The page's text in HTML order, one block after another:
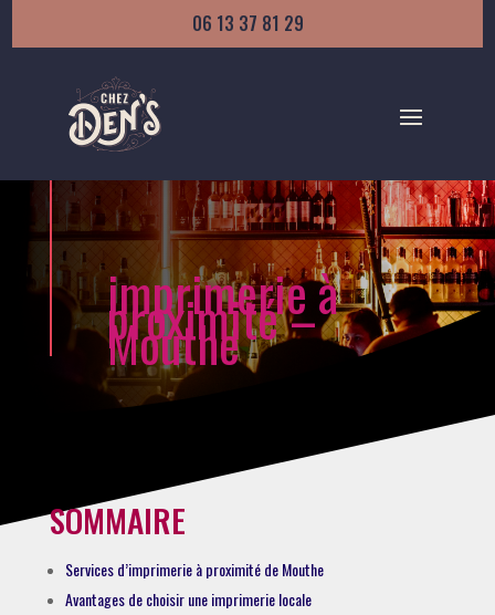
06 13 37 81 29
imprimerie à
proximité –
Mouthe
SOMMAIRE
Services d’imprimerie à proximité de Mouthe
Avantages de choisir une imprimerie locale